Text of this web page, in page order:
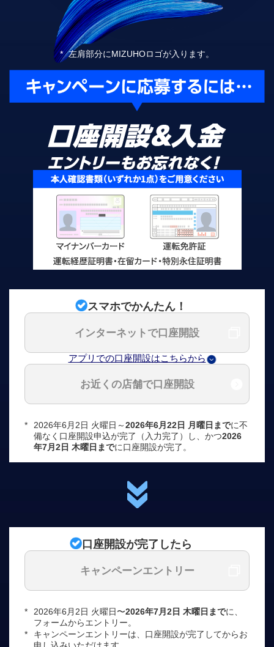
* 左肩部分にMIZUHOロゴが入ります。
スマホでかんたん！
インターネットで口座開設
アプリでの口座開設はこちらから
お近くの店舗で口座開設
* 2026年6月2日 火曜日～2026年6月22日 月曜日までに不
備なく口座開設申込が完了（入力完了）し、かつ2026
年7月2日 木曜日までに口座開設が完了。
口座開設が完了したら
キャンペーンエントリー
* 2026年6月2日 火曜日〜2026年7月2日 木曜日までに、
フォームからエントリー。
*
キャンペーンエントリーは、口座開設が完了してからお